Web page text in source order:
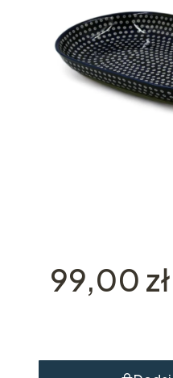
Cena
99,00 zł